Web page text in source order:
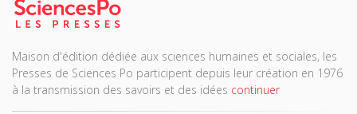
Maison d'édition dédiée aux sciences humaines et sociales, les
Presses de Sciences Po participent depuis leur création en 1976
à la transmission des savoirs et des idées continuer